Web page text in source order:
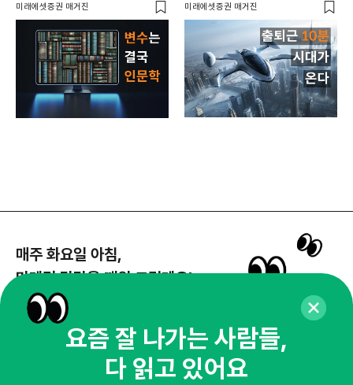
미래에셋증권 매거진 미래에셋증권 매거진
매주 화요일 아침,
마케팅 감각을 깨워 드릴게요!
65,043명의 마케터를 성장시키는 뉴스레터
뉴스레터 구독하기
요즘 잘 나가는 사람들,
다 읽고 있어요